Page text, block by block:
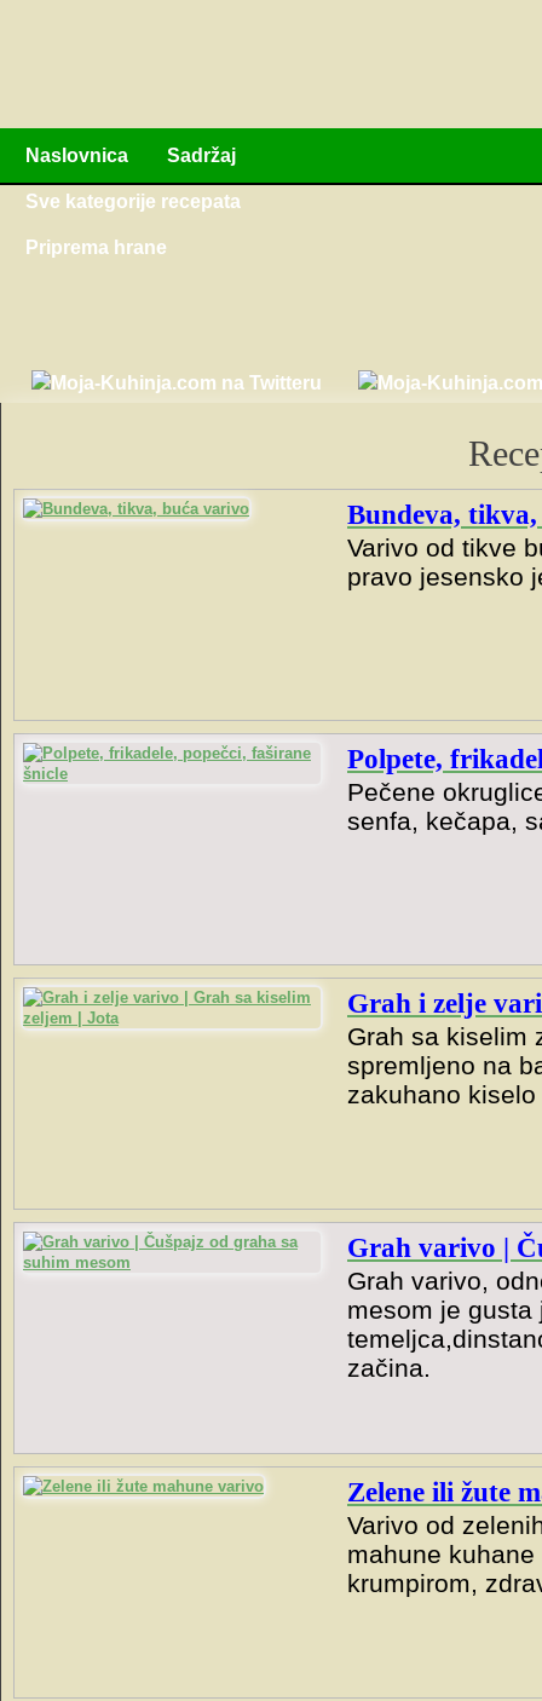
Naslovnica Sadržaj
Sve kategorije recepata
Priprema hrane
Bundeva,
Varivo od tikve
pravo jesensko
Polpete,
Pečene
senfa, kečapa,
Grah i zelje
Grah sa kiselim
spremljeno na
zakuhano
Grah varivo |
Grah varivo,
mesom je
začina.
Zelene ili žute
Varivo od
mahune
krumpirom,